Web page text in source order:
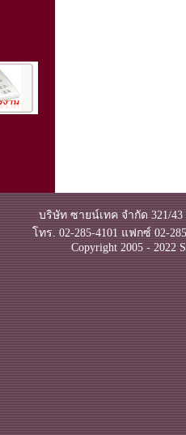
บริษัท ซายน์เทค จำกัด 321/
โทร. 02-285-4101 แฟกซ์ 02-
Copyright 2005 - 2022